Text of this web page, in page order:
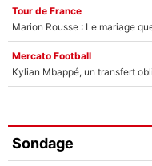
Tour de France
Marion Rousse : Le mariage
Mercato Football
Kylian Mbappé, un transfert
Sondage